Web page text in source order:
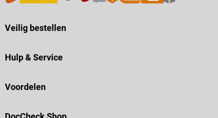
Veilig bestellen
Hulp & Service
Voordelen